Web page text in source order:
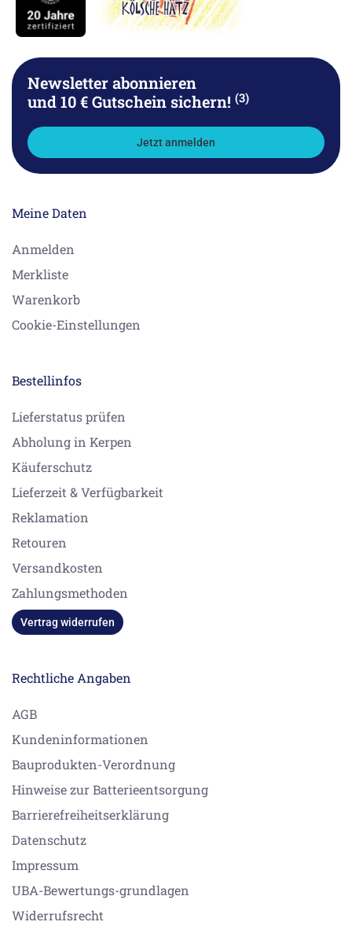
Newsletter abonnieren
und 10 € Gutschein sichern! (3)
Jetzt anmelden
Meine Daten
Anmelden
Merkliste
Warenkorb
Cookie-Einstellungen
Bestellinfos
Lieferstatus prüfen
Abholung in Kerpen
Käuferschutz
Lieferzeit & Verfügbarkeit
Reklamation
Retouren
Versandkosten
Zahlungsmethoden
Vertrag widerrufen
Rechtliche Angaben
AGB
Kundeninformationen
Bauprodukten-Verordnung
Hinweise zur Batterieentsorgung
Barrierefreiheitserklärung
Datenschutz
Impressum
UBA-Bewertungs-grundlagen
Widerrufsrecht